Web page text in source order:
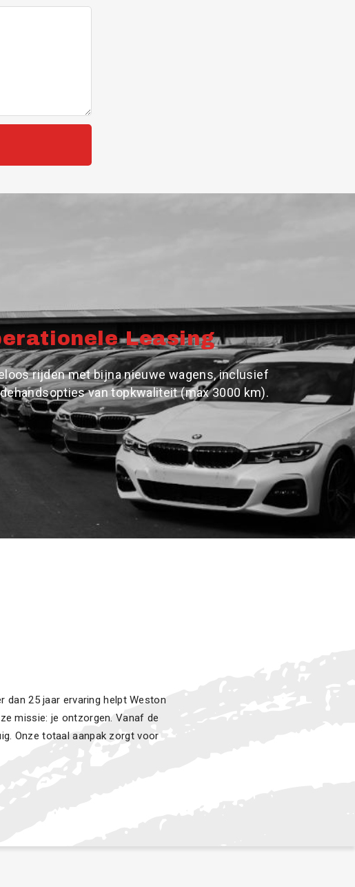
Leasing
rijden met bijna nieuwe wagens, inclusief
van topkwaliteit (max 3000 km).
dan 25 jaar ervaring helpt Weston
missie: je ontzorgen. Vanaf de
Onze totaal aanpak zorgt voor